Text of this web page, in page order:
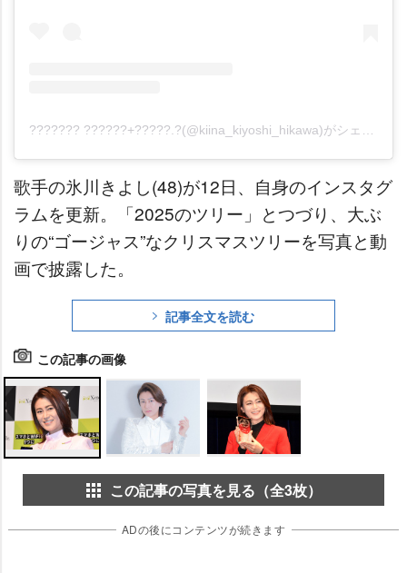
??????? ??????+?????.?(@kiina_kiyoshi_hikawa)がシェアした投稿
歌手の氷川きよし(48)が12日、自身のインスタグ
ラムを更新。「2025のツリー」とつづり、大ぶ
りの“ゴージャス”なクリスマスツリーを写真と動
画で披露した。
記事全文を読む
この記事の画像
この記事の写真を見る（全3枚）
ADの後にコンテンツが続きます